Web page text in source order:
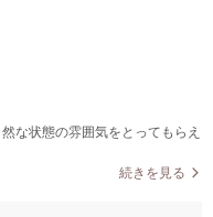
な状態の雰囲気をとってもらえ
続きを見る